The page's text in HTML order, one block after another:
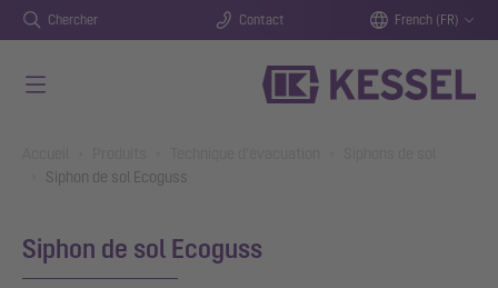
Chercher Contact French (FR)
Siphon de sol Ecoguss
Siphon de sol Ecoguss